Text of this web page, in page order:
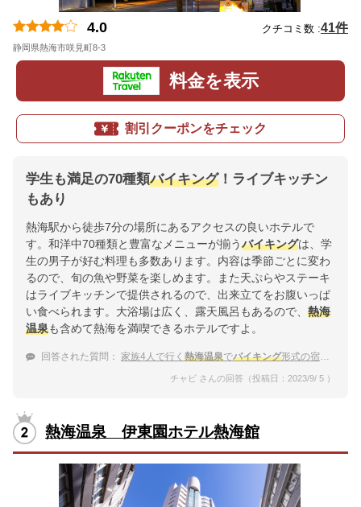
4.0 クチコミ数 :41件
静岡県熱海市咲見町8-3
料金を表示
割引クーポンをチェック
学生も満足の70種類バイキング！ライブキッチン
もあり
熱海駅から徒歩7分の場所にあるアクセスの良いホテルで
す。和洋中70種類と豊富なメニューが揃うバイキングは、学
生の男子が好む料理も多数あります。内容は季節ごとに変わ
るので、旬の魚や野菜を楽しめます。また天ぷらやステーキ
はライブキッチンで提供されるので、出来立てをお腹いっぱ
い食べられます。大浴場は広く、露天風呂もあるので、 熱海
温泉も含めて熱海を満喫できるホテルですよ。
回答された質問： 家族4人で行く 熱海温泉でバイキング形式の宿を教えてください
チャビ さんの回答（投稿日：2023/9/ 5 ）
熱海温泉 伊東園ホテル熱海館